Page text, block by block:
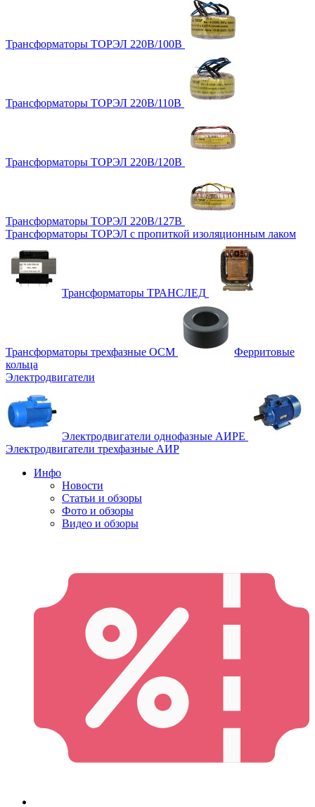
Трансформаторы ТОРЭЛ 220В/100В
Трансформаторы ТОРЭЛ 220В/110В
Трансформаторы ТОРЭЛ 220В/120В
Трансформаторы ТОРЭЛ 220В/127В
Трансформаторы ТОРЭЛ с пропиткой изоляционным лаком
Трансформаторы ТРАНСЛЕД
Трансформаторы трехфазные ОСМ
Ферритовые
кольца
Электродвигатели
Электродвигатели однофазные АИРЕ
Электродвигатели трехфазные АИР
Инфо
Новости
Статьи и обзоры
Фото и обзоры
Видео и обзоры